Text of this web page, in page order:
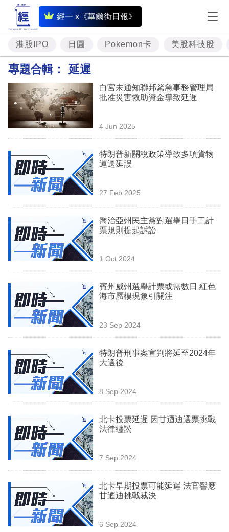
經一 x《華爾街日報》
即
時
財
經
題
投
資
理
業
科
技
場
生
時
事
訂
閱
港股IPO 日圓 Pokemon卡 美股科技股
專題合輯： 延遲
白宮未通知聯邦緊急事務管理局
批准災害救助資金導致延遲
4 Jun 2025
特朗普新關稅政策導致多項貨物
運送延誤
27 Feb 2025
喬治亞州民主黨對選舉日手工計
票規則提起訴訟
1 Oct 2024
賓州威州選舉計票或需數日 紅色
海市蜃樓現象引關注
23 Sep 2024
特朗普刑事案宣判將延至2024年
大選後
8 Sep 2024
北卡投票延遲 因甘迺迪選票挑戰
法律纏訟
7 Sep 2024
北卡早期投票可能延遲 法官響應
甘迺迪挑戰裁決
6 Sep 2024